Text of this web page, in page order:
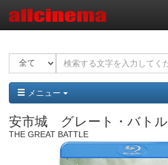
メニュー
安市城 グレート・バトル
THE GREAT BATTLE